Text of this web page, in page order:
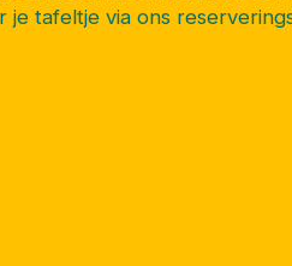
je tafeltje via ons